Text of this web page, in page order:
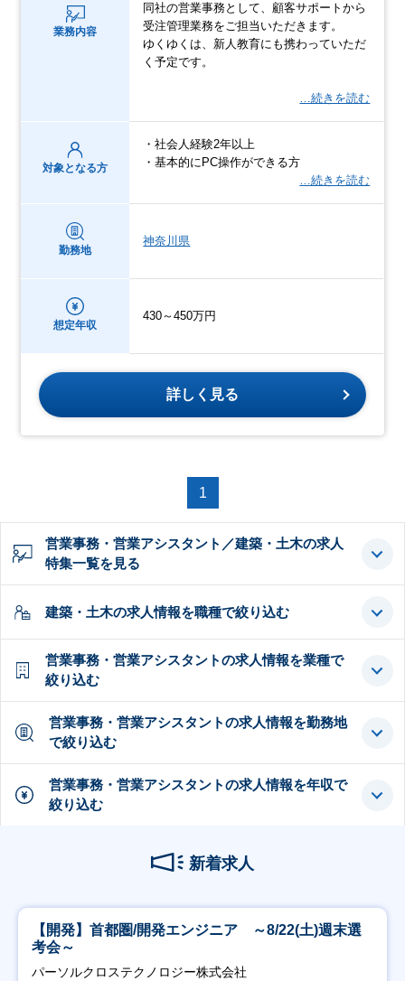
業務内容
同社の営業事務として、顧客サポートから
受注管理業務をご担当いただきます。
ゆくゆくは、新人教育にも携わっていただ
く予定です。
…続きを読む
対象となる方
・社会人経験2年以上
・基本的にPC操作ができる方
…続きを読む
勤務地
神奈川県
想定年収
430～450万円
詳しく見る
1
営業事務・営業アシスタント／建築・土木の求人
特集一覧を見る
建築・土木の求人情報を職種で絞り込む
営業事務・営業アシスタントの求人情報を業種で
絞り込む
営業事務・営業アシスタントの求人情報を勤務地
で絞り込む
営業事務・営業アシスタントの求人情報を年収で
絞り込む
新着求人
【開発】首都圏/開発エンジニア ～8/22(土)週末選
考会～
パーソルクロステクノロジー株式会社